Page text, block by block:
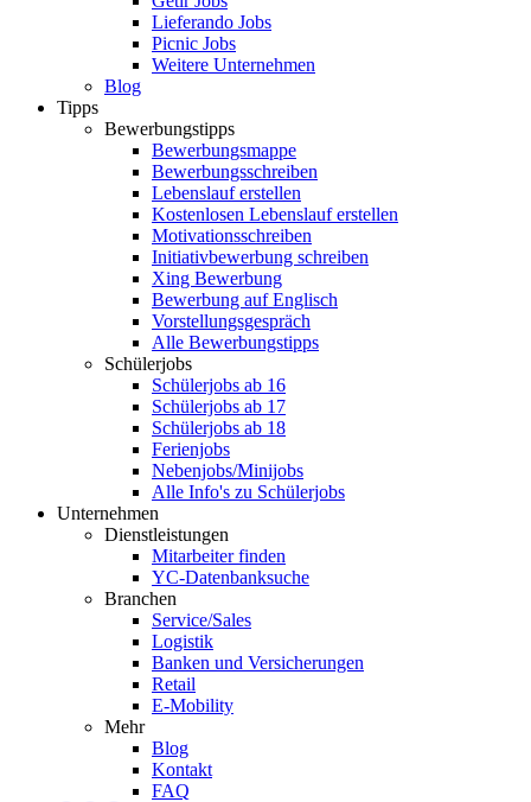
Lieferando Jobs
Picnic Jobs
Weitere Unternehmen
Blog
Tipps
Bewerbungstipps
Bewerbungsmappe
Bewerbungsschreiben
Lebenslauf erstellen
Kostenlosen Lebenslauf erstellen
Motivationsschreiben
Initiativbewerbung schreiben
Xing Bewerbung
Bewerbung auf Englisch
Vorstellungsgespräch
Alle Bewerbungstipps
Schülerjobs
Schülerjobs ab 16
Schülerjobs ab 17
Schülerjobs ab 18
Ferienjobs
Nebenjobs/Minijobs
Alle Info's zu Schülerjobs
Unternehmen
Dienstleistungen
Mitarbeiter finden
YC-Datenbanksuche
Branchen
Service/Sales
Logistik
Banken und Versicherungen
Retail
E-Mobility
Mehr
Blog
Kontakt
FAQ